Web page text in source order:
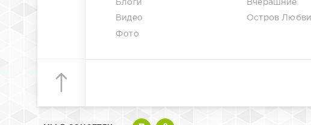
Блоги
Видео
Фото
Вчерашние
Остров Любви